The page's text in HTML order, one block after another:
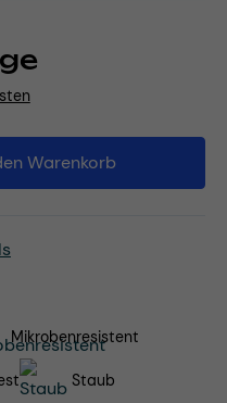
gewünschten
Warenkorb
Mikrobenresistent
Staub